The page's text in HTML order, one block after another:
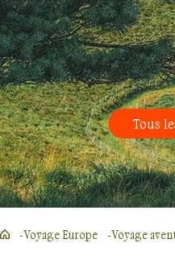
Tous
Voyage Europe Voyage